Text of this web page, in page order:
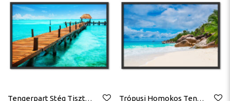
Tengerpart Stég Tiszta Óceán Trópusok Poszter
Trópusi Homokos Tengerpart Poszter